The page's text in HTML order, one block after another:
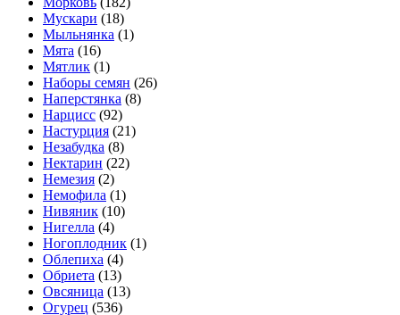
Мускари (18)
Мыльнянка (1)
Мята (16)
Мятлик (1)
Наборы семян (26)
Наперстянка (8)
Нарцисс (92)
Настурция (21)
Незабудка (8)
Нектарин (22)
Немезия (2)
Немофила (1)
Нивяник (10)
Нигелла (4)
Ногоплодник (1)
Облепиха (4)
Обриета (13)
Овсяница (13)
Огурец (536)